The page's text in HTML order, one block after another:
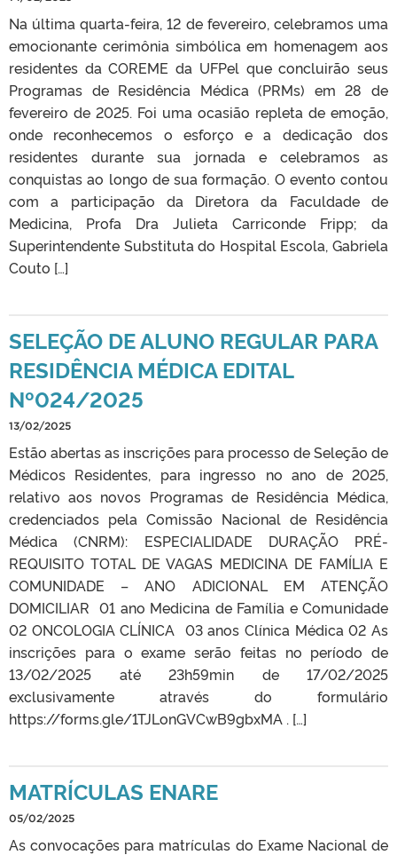
Na última quarta-feira, 12 de fevereiro, celebramos uma
emocionante cerimônia simbólica em homenagem aos
residentes da COREME da UFPel que concluirão seus
Programas de Residência Médica (PRMs) em 28 de
fevereiro de 2025. Foi uma ocasião repleta de emoção,
onde reconhecemos o esforço e a dedicação dos
residentes durante sua jornada e celebramos as
conquistas ao longo de sua formação. O evento contou
com a participação da Diretora da Faculdade de
Medicina, Profa Dra Julieta Carriconde Fripp; da
Superintendente Substituta do Hospital Escola, Gabriela
Couto […]
SELEÇÃO DE ALUNO REGULAR PARA
RESIDÊNCIA MÉDICA EDITAL
Nº024/2025
13/02/2025
Estão abertas as inscrições para processo de Seleção de
Médicos Residentes, para ingresso no ano de 2025,
relativo aos novos Programas de Residência Médica,
credenciados pela Comissão Nacional de Residência
Médica (CNRM): ESPECIALIDADE DURAÇÃO PRÉ-
REQUISITO TOTAL DE VAGAS MEDICINA DE FAMÍLIA E
COMUNIDADE – ANO ADICIONAL EM ATENÇÃO
DOMICILIAR 01 ano Medicina de Família e Comunidade
02 ONCOLOGIA CLÍNICA 03 anos Clínica Médica 02 As
inscrições para o exame serão feitas no período de
13/02/2025 até 23h59min de 17/02/2025
exclusivamente através do formulário
https://forms.gle/1TJLonGVCwB9gbxMA . […]
MATRÍCULAS ENARE
05/02/2025
As convocações para matrículas do Exame Nacional de